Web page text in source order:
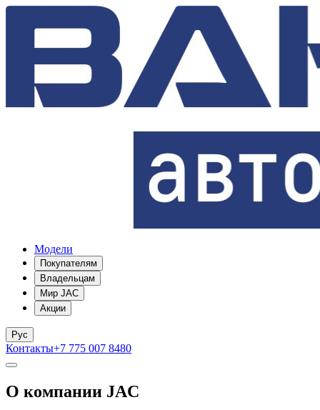
Модели
Покупателям
Владельцам
Мир JAC
Акции
Рус
Контакты+7 775 007 8480
О компании JAC